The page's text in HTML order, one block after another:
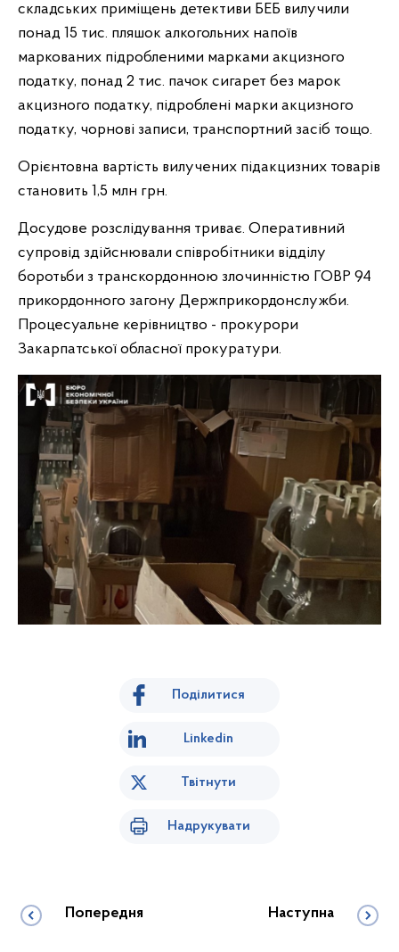
складських приміщень детективи БЕБ вилучили
понад 15 тис. пляшок алкогольних напоїв
маркованих підробленими марками акцизного
податку, понад 2 тис. пачок сигарет без марок
акцизного податку, підроблені марки акцизного
податку, чорнові записи, транспортний засіб тощо.
Орієнтовна вартість вилучених підакцизних товарів
становить 1,5 млн грн.
Досудове розслідування триває. Оперативний
супровід здійснювали співробітники відділу
боротьби з транскордонною злочинністю ГОВР 94
прикордонного загону Держприкордонслужби.
Процесуальне керівництво - прокурори
Закарпатської обласної прокуратури.
Поділитися
Linkedin
Твітнути
Надрукувати
Попередня Наступна